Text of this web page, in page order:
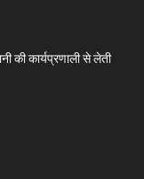
की कार्यप्रणाली से लेती